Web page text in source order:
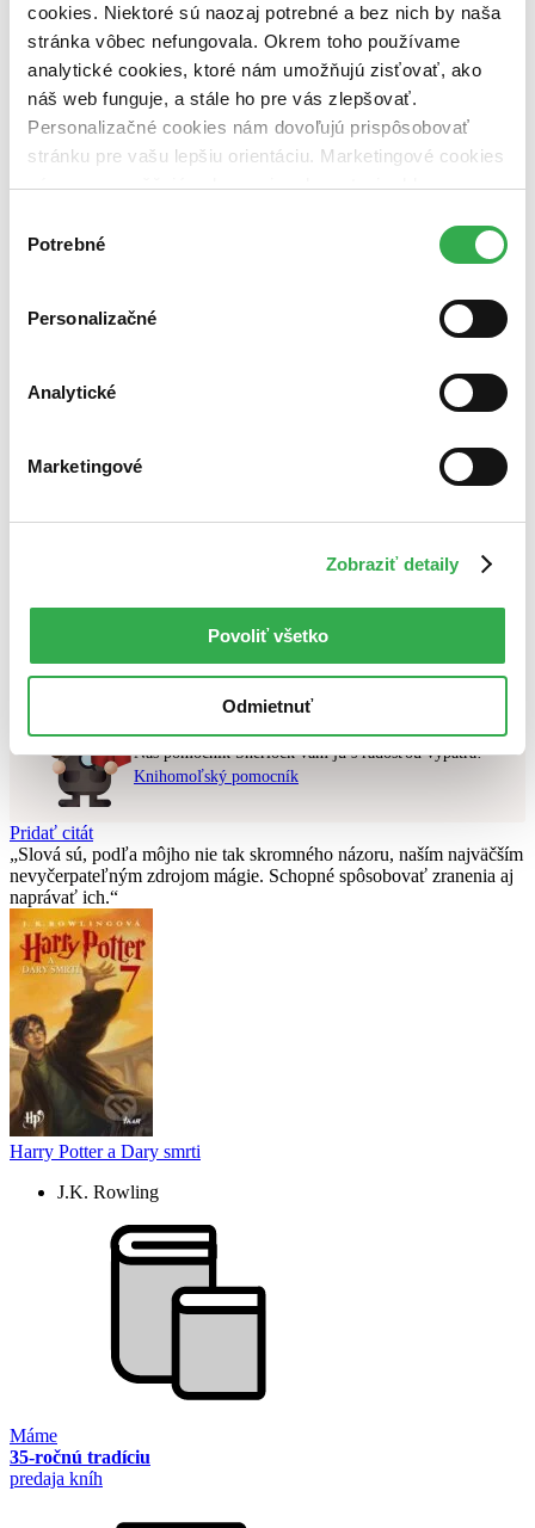
cookies. Niektoré sú naozaj potrebné a bez nich by naša
stránka vôbec nefungovala. Okrem toho používame
analytické cookies, ktoré nám umožňujú zisťovať, ako
náš web funguje, a stále ho pre vás zlepšovať.
Personalizačné cookies nám dovoľujú prispôsobovať
stránku pre vašu lepšiu orientáciu. Marketingové cookies
nám zas umožňujú zobrazenie relevantnej reklamy.
nám pomohlo, keby sme mohli používať všetky tieto
súhlasu
Potrebné
Personalizačné
Analytické
Marketingové
Zobraziť detaily
Povoliť všetko
Odmietnuť
Nové / čítané
nová (0 titulov)nová
čítaná (0 titulov)čítaná
čítaná - výborný stav (0 titulov)čítaná - výborný stav
čítaná - mierne opotrebovaná (0 titulov)
čítaná - mierne
opotrebovaná
čítané verzie vypredaných kníh (0 titulov)čítané verzie
Bestsellery
Najdrahšie
Najlacnejšie
vyhovujúci zadaným podmienkam.
Skúste prosím zmeniť vyhľadávaný výraz.
Náš pomocník Sherlock vám ju s radosťou vypátra!
Knihomoľský pomocník
Pridať citát
Slová sú, podľa môjho nie tak skromného názoru, naším najväčším
nevyčerpateľným zdrojom mágie. Schopné spôsobovať zranenia aj
naprávať ich.
Harry Potter a Dary smrti
J.K. Rowling
Máme
35-ročnú tradíciu
predaja kníh